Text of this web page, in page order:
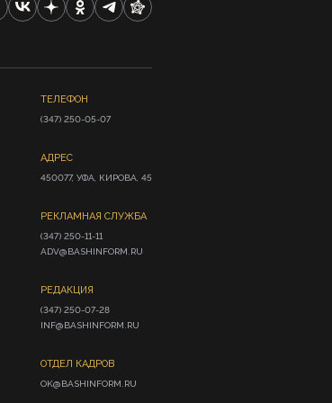
ТЕЛЕФОН
(347) 250-05-07
АДРЕС
450077, УФА, КИРОВА, 45
РЕКЛАМНАЯ СЛУЖБА
(347) 250-11-11
ADV@BASHINFORM.RU
РЕДАКЦИЯ
(347) 250-07-28
INF@BASHINFORM.RU
ОТДЕЛ КАДРОВ
OK@BASHINFORM.RU